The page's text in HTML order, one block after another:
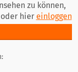
zu können,
oder hier einloggen